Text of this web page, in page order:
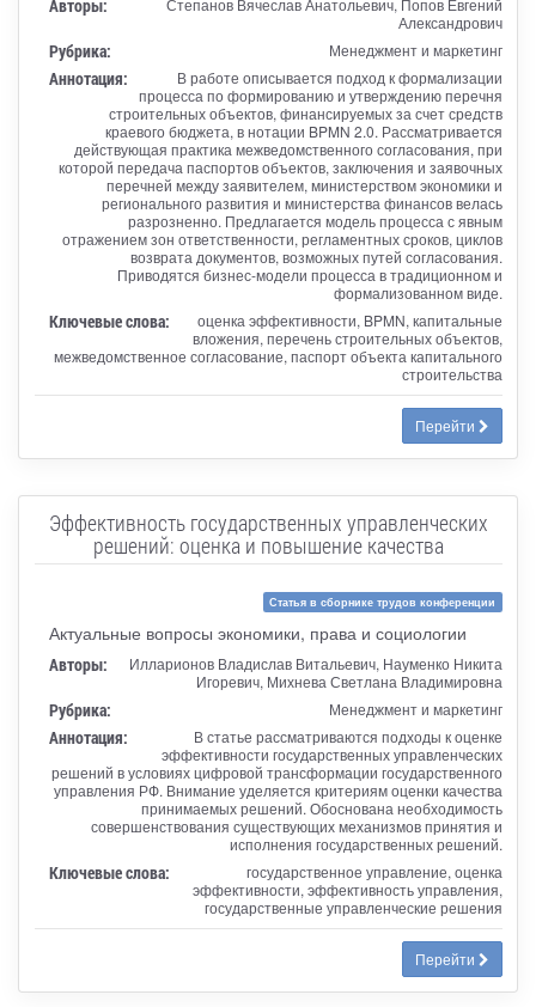
Авторы:
Александрович
Рубрика: Менеджмент и маркетинг
Аннотация:
В работе описывается подход к формализации
процесса по формированию и утверждению перечня
строительных объектов, финансируемых за счет средств
краевого бюджета, в нотации BPMN 2.0. Рассматривается
действующая практика межведомственного согласования, при
которой передача паспортов объектов, заключения и заявочных
перечней между заявителем, министерством экономики и
регионального развития и министерства финансов велась
разрозненно. Предлагается модель процесса с явным
отражением зон ответственности, регламентных сроков, циклов
возврата документов, возможных путей согласования.
Приводятся бизнес-модели процесса в традиционном и
формализованном виде.
Ключевые слова:
оценка эффективности, BPMN, капитальные
вложения, перечень строительных объектов,
межведомственное согласование, паспорт объекта капитального
строительства
Перейти
Эффективность государственных управленческих
решений: оценка и повышение качества
Статья в сборнике трудов конференции
Актуальные вопросы экономики, права и социологии
Авторы:
Илларионов Владислав Витальевич, Науменко Никита
Игоревич, Михнева Светлана Владимировна
Рубрика: Менеджмент и маркетинг
Аннотация:
В статье рассматриваются подходы к оценке
эффективности государственных управленческих
решений в условиях цифровой трансформации государственного
управления РФ. Внимание уделяется критериям оценки качества
принимаемых решений. Обоснована необходимость
совершенствования существующих механизмов принятия и
исполнения государственных решений.
Ключевые слова:
государственное управление, оценка
эффективности, эффективность управления,
государственные управленческие решения
Перейти